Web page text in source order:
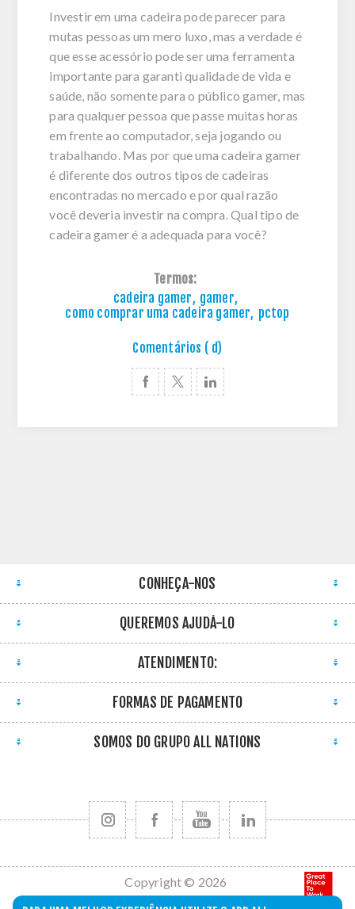
Investir em uma cadeira pode parecer para
mutas pessoas um mero luxo, mas a verdade é
que esse acessório pode ser uma ferramenta
importante para garanti qualidade de vida e
saúde, não somente para o público gamer, mas
para qualquer pessoa que passe muitas horas
em frente ao computador, seja jogando ou
trabalhando. Mas por que uma cadeira gamer
é diferente dos outros tipos de cadeiras
encontradas no mercado e por qual razão
você deveria investir na compra. Qual tipo de
cadeira gamer é a adequada para você?
Termos:
cadeira gamer, gamer,
como comprar uma cadeira gamer, pctop
Comentários ( d)
CONHEÇA-NOS
QUEREMOS AJUDÁ-LO
ATENDIMENTO:
FORMAS DE PAGAMENTO
SOMOS DO GRUPO ALL NATIONS
Copyright © 2026
All Nations. Todos